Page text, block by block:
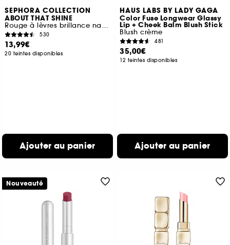
SEPHORA COLLECTION
ABOUT THAT SHINE
Rouge à lèvres brillance naturelle
530
13,99€
20 teintes disponibles
Ajouter au panier
HAUS LABS BY LADY GAGA
Color Fuse Longwear Glassy
Lip + Cheek Balm Blush Stick
Blush crème
481
35,00€
12 teintes disponibles
Ajouter au panier
Nouveauté